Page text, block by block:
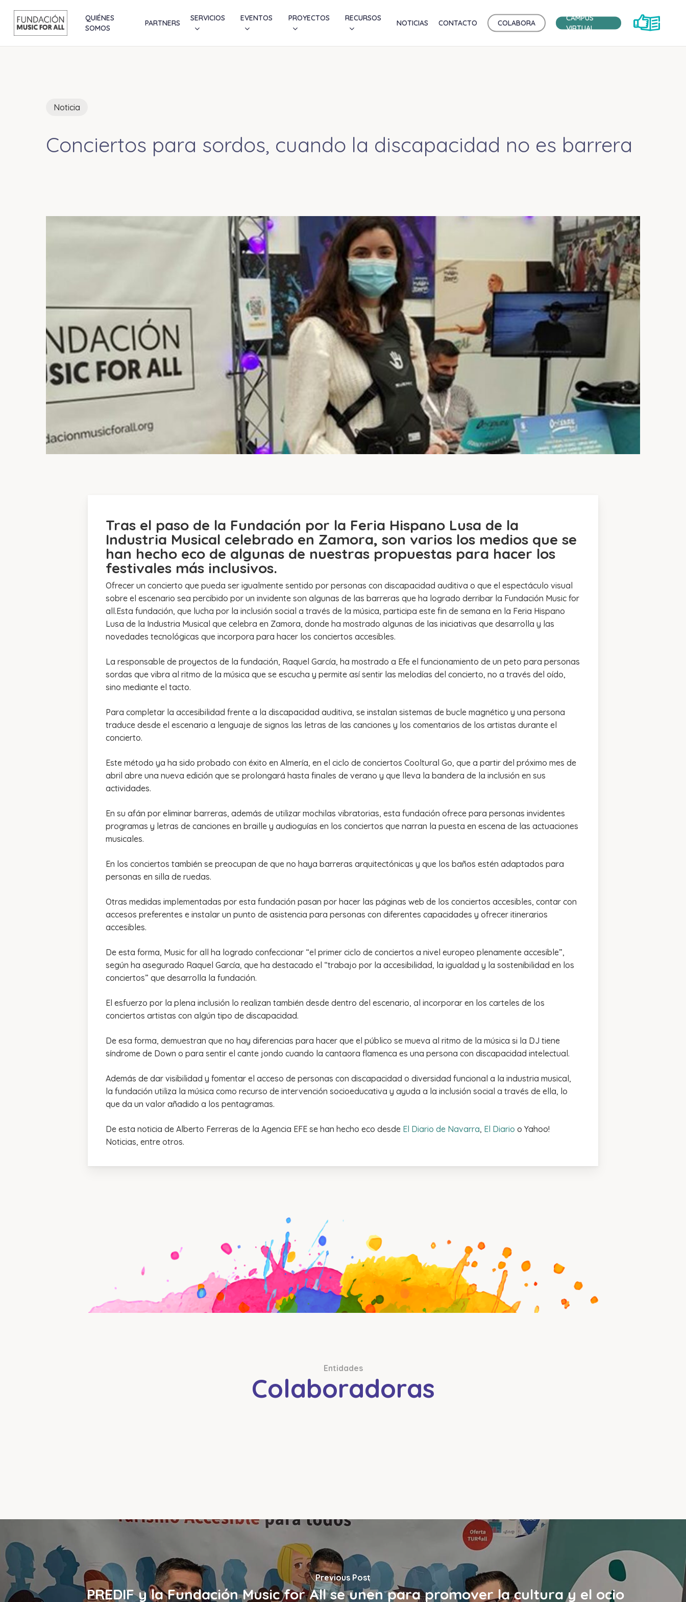
main
content
QUIÉNES
SOMOS
PARTNERS
SERVICIOS EVENTOS PROYECTOS RECURSOS
NOTICIAS CONTACTO COLABORA
CAMPUS
VIRTUAL
Noticia
Conciertos para sordos, cuando la discapacidad no es barrera
Tras el paso de la Fundación por la Feria Hispano Lusa de la
Industria Musical celebrado en Zamora, son varios los medios que se
han hecho eco de algunas de nuestras propuestas para hacer los
festivales más inclusivos.
Ofrecer un concierto que pueda ser igualmente sentido por personas con discapacidad auditiva o que el espectáculo visual
sobre el escenario sea percibido por un invidente son algunas de las barreras que ha logrado derribar la Fundación Music for
all.Esta fundación, que lucha por la inclusión social a través de la música, participa este fin de semana en la Feria Hispano
Lusa de la Industria Musical que celebra en Zamora, donde ha mostrado algunas de las iniciativas que desarrolla y las
novedades tecnológicas que incorpora para hacer los conciertos accesibles.
La responsable de proyectos de la fundación, Raquel García, ha mostrado a Efe el funcionamiento de un peto para personas
sordas que vibra al ritmo de la música que se escucha y permite así sentir las melodías del concierto, no a través del oído,
sino mediante el tacto.
Para completar la accesibilidad frente a la discapacidad auditiva, se instalan sistemas de bucle magnético y una persona
traduce desde el escenario a lenguaje de signos las letras de las canciones y los comentarios de los artistas durante el
concierto.
Este método ya ha sido probado con éxito en Almería, en el ciclo de conciertos Cooltural Go, que a partir del próximo mes de
abril abre una nueva edición que se prolongará hasta finales de verano y que lleva la bandera de la inclusión en sus
actividades.
En su afán por eliminar barreras, además de utilizar mochilas vibratorias, esta fundación ofrece para personas invidentes
programas y letras de canciones en braille y audioguías en los conciertos que narran la puesta en escena de las actuaciones
musicales.
En los conciertos también se preocupan de que no haya barreras arquitectónicas y que los baños estén adaptados para
personas en silla de ruedas.
Otras medidas implementadas por esta fundación pasan por hacer las páginas web de los conciertos accesibles, contar con
accesos preferentes e instalar un punto de asistencia para personas con diferentes capacidades y ofrecer itinerarios
accesibles.
De esta forma, Music for all ha logrado confeccionar “el primer ciclo de conciertos a nivel europeo plenamente accesible”,
según ha asegurado Raquel García, que ha destacado el “trabajo por la accesibilidad, la igualdad y la sostenibilidad en los
conciertos” que desarrolla la fundación.
El esfuerzo por la plena inclusión lo realizan también desde dentro del escenario, al incorporar en los carteles de los
conciertos artistas con algún tipo de discapacidad.
De esa forma, demuestran que no hay diferencias para hacer que el público se mueva al ritmo de la música si la DJ tiene
síndrome de Down o para sentir el cante jondo cuando la cantaora flamenca es una persona con discapacidad intelectual.
Además de dar visibilidad y fomentar el acceso de personas con discapacidad o diversidad funcional a la industria musical,
la fundación utiliza la música como recurso de intervención socioeducativa y ayuda a la inclusión social a través de ella, lo
que da un valor añadido a los pentagramas.
De esta noticia de Alberto Ferreras de la Agencia EFE se han hecho eco desde El Diario de Navarra, El Diario o Yahoo!
Noticias, entre otros.
Entidades
Colaboradoras
Previous Post
PREDIF y la Fundación Music for All se unen para promover la cultura y el ocio